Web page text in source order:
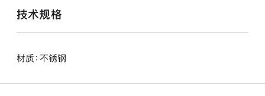
技术规格
材质：不锈钢